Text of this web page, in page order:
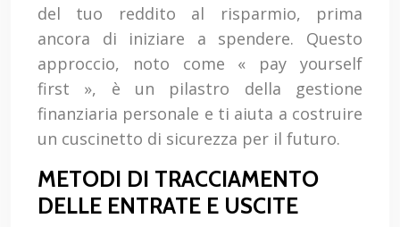
del tuo reddito al risparmio, prima
ancora di iniziare a spendere. Questo
approccio, noto come « pay yourself
first », è un pilastro della gestione
finanziaria personale e ti aiuta a costruire
un cuscinetto di sicurezza per il futuro.
METODI DI TRACCIAMENTO
DELLE ENTRATE E USCITE